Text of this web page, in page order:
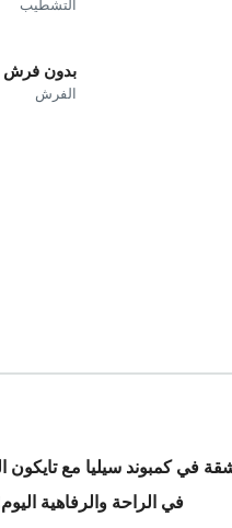
التشطيب
بدون فرش
الفرش
في كمبوند سيليا مع تايكون
في الراحة والرفاهية